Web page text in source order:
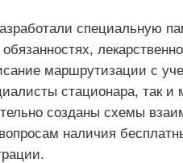
специальную
маршрутизации с
стационара, так и
созданы схемы
наличия